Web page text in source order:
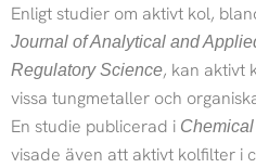
Enligt studier om aktivt kol,
Journal of Analytical and
Regulatory Science, kan aktivt
vissa tungmetaller och
En studie publicerad i
visade även att aktivt kolfilter i